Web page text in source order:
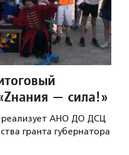
— сила!»
АНО ДО ДСЦ
гранта губернатора